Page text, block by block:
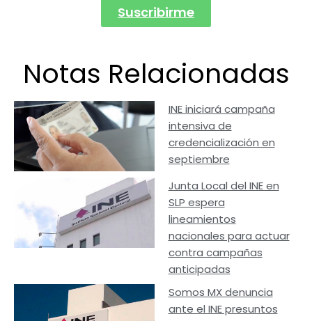
Suscribirme
Notas Relacionadas
INE iniciará campaña
intensiva de
credencialización en
septiembre
Junta Local del INE en
SLP espera
lineamientos
nacionales para actuar
contra campañas
anticipadas
Somos MX denuncia
ante el INE presuntos